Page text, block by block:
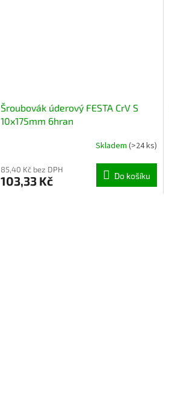
Šroubovák úderový FESTA CrV S
10x175mm 6hran
Skladem (>24 ks)
85,40 Kč bez DPH
103,33 Kč Do košíku